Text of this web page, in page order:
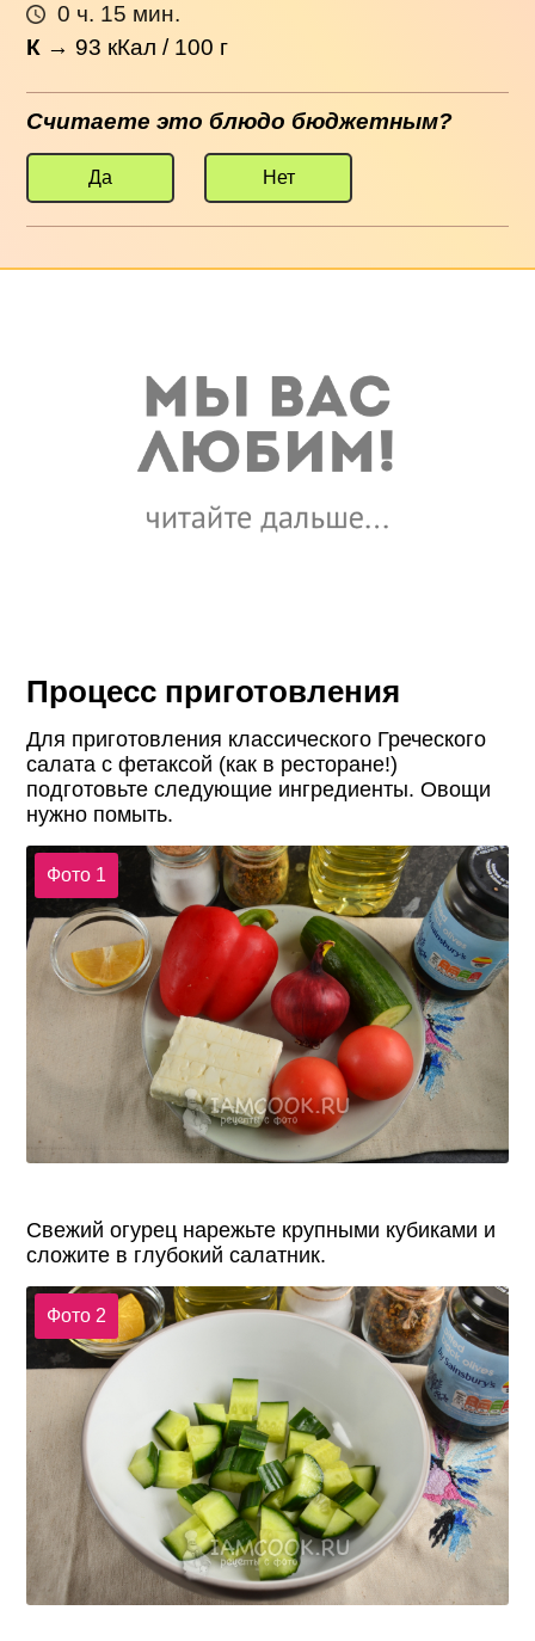
0 ч. 15 мин.
К → 93 кКал / 100 г
Считаете это блюдо бюджетным?
Да Нет
Процесс приготовления
Для приготовления классического Греческого
салата с фетаксой (как в ресторане!)
подготовьте следующие ингредиенты. Овощи
нужно помыть.
Фото 1
Свежий огурец нарежьте крупными кубиками и
сложите в глубокий салатник.
Фото 2